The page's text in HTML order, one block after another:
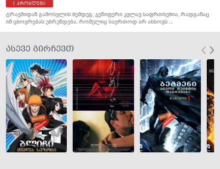
პრობლემა
ტრავმიდან გამოსვლის შემდეგ, ჯენიფერი კვლავ საფრთხეშია, რადგანაც
იმ ცხოვრებას უბრუნდება, რომელიც საერთოდ არ ახსოვს ...
ასევე გირჩევთ